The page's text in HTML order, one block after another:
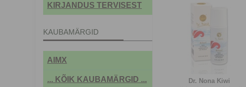
KIRJANDUS TERVISEST
KAUBAMÄRGID
AIMX
... KÕIK KAUBAMÄRGID ...
Dr. Nona Kiwi